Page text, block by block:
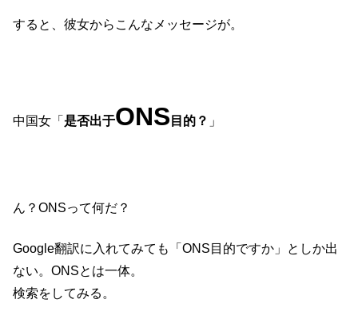
すると、彼女からこんなメッセージが。
中国女「 是否出于ONS 目的？ 」
ん？ONSって何だ？
Google翻訳に入れてみても「ONS目的ですか」としか出
ない。ONSとは一体。
検索をしてみる。